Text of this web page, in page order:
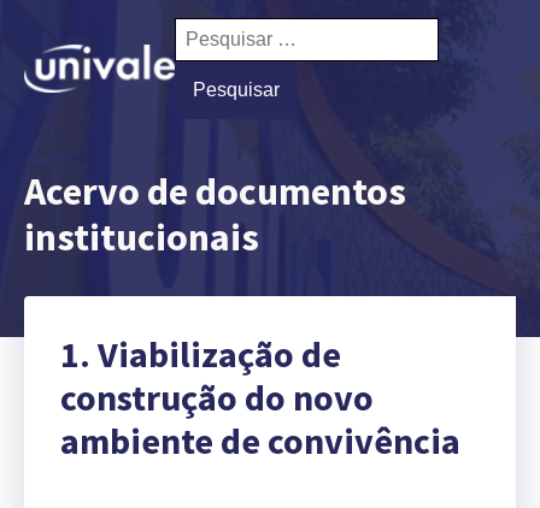
Pesquisar
por:
Acervo de documentos
institucionais
1. Viabilização de
construção do novo
ambiente de convivência